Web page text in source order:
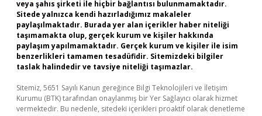
veya şahıs şirketi ile hiçbir bağlantısı bulunmamaktadır.
Sitede yalnızca kendi hazırladığımız makaleler
paylaşılmaktadır. Burada yer alan içerikler haber niteliği
taşımamakta olup, gerçek kurum ve kişiler hakkında
paylaşım yapılmamaktadır. Gerçek kurum ve kişiler ile isim
benzerlikleri tamamen tesadüfidir. Sitemizdeki bilgiler
taslak halindedir ve tavsiye niteliği taşımazlar.
Sitemiz, 5651 Sayılı Kanun gereğince Bilgi Teknolojileri ve İletişim
Kurumu (BTK) tarafından onaylanmış bir Yer Sağlayıcı olarak hizmet
vermektedir. Bu nedenle, sitedeki içerikleri proaktif olarak denetleme